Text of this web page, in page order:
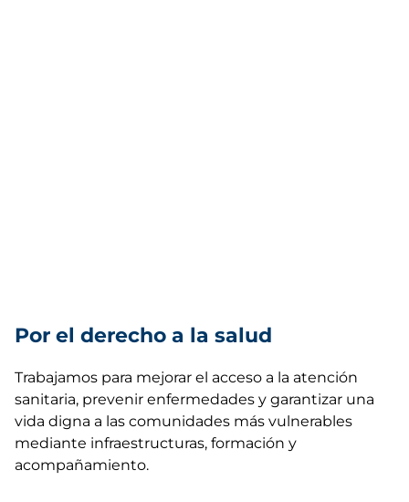
Por el derecho a la salud
Trabajamos para mejorar el acceso a la atención
sanitaria, prevenir enfermedades y garantizar una
vida digna a las comunidades más vulnerables
mediante infraestructuras, formación y
acompañamiento.